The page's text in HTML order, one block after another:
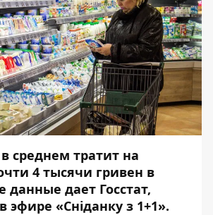
среднем тратит на
4 тысячи гривен в
данные дает Госстат,
эфире «Сніданку з 1+1».